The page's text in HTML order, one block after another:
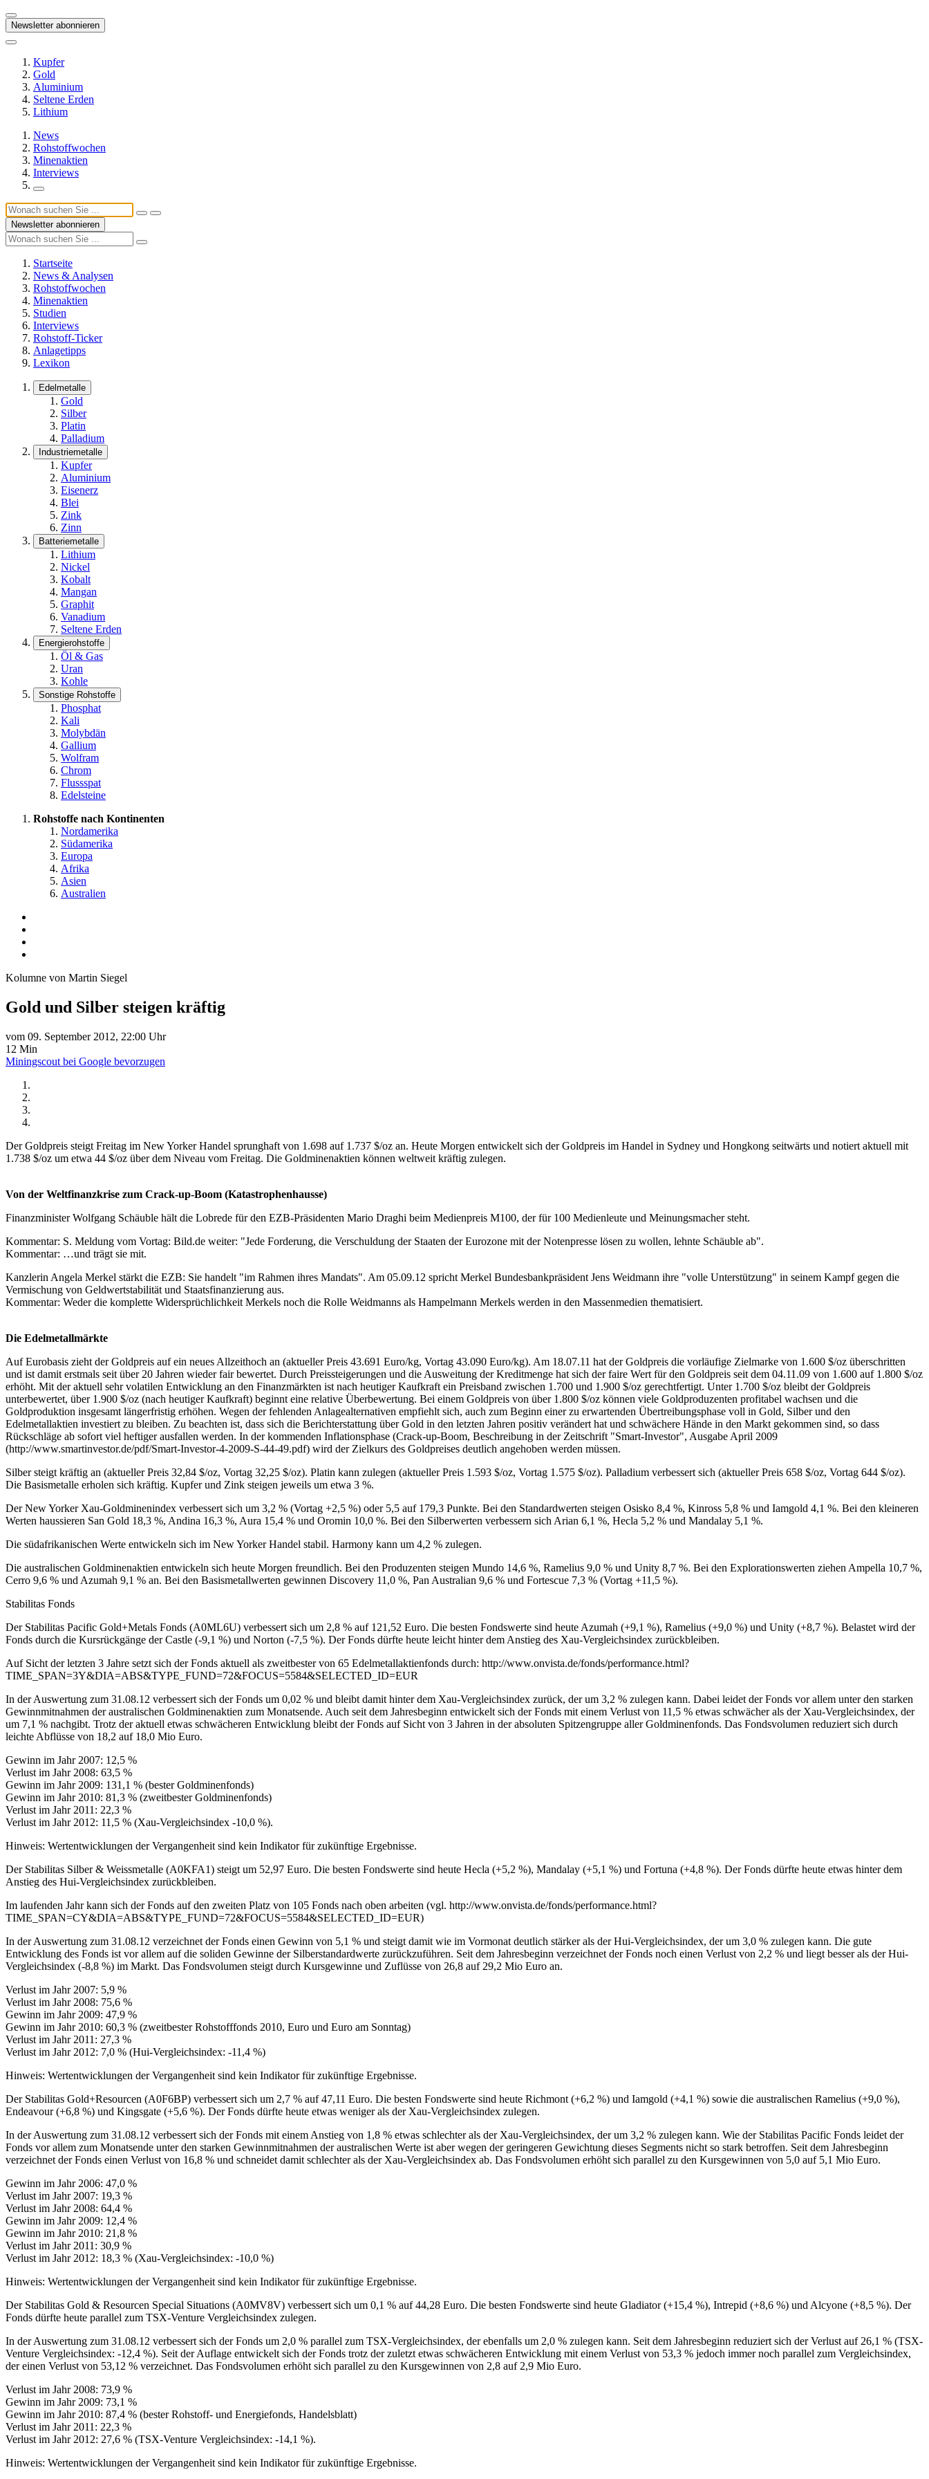
Newsletter abonnieren
Kupfer
Gold
Aluminium
Seltene Erden
Lithium
News
Rohstoffwochen
Minenaktien
Interviews
Newsletter abonnieren
Startseite
News & Analysen
Rohstoffwochen
Minenaktien
Studien
Interviews
Rohstoff-Ticker
Anlagetipps
Lexikon
Edelmetalle
Gold
Silber
Platin
Palladium
Industriemetalle
Kupfer
Aluminium
Eisenerz
Blei
Zink
Zinn
Batteriemetalle
Lithium
Nickel
Kobalt
Mangan
Graphit
Vanadium
Seltene Erden
Energierohstoffe
Öl & Gas
Uran
Kohle
Sonstige Rohstoffe
Phosphat
Kali
Molybdän
Gallium
Wolfram
Chrom
Flussspat
Edelsteine
Rohstoffe nach Kontinenten
Nordamerika
Südamerika
Europa
Afrika
Asien
Australien
Kolumne von Martin Siegel
Gold und Silber steigen kräftig
vom 09. September 2012, 22:00 Uhr
12 Min
Miningscout bei Google bevorzugen
Der Goldpreis steigt Freitag im New Yorker Handel sprunghaft von 1.698 auf 1.737 $/oz an. Heute Morgen entwickelt sich der Goldpreis im Handel in Sydney und Hongkong seitwärts und notiert aktuell mit
1.738 $/oz um etwa 44 $/oz über dem Niveau vom Freitag. Die Goldminenaktien können weltweit kräftig zulegen.
Von der Weltfinanzkrise zum Crack-up-Boom (Katastrophenhausse)
Finanzminister Wolfgang Schäuble hält die Lobrede für den EZB-Präsidenten Mario Draghi beim Medienpreis M100, der für 100 Medienleute und Meinungsmacher steht.
Kommentar: S. Meldung vom Vortag: Bild.de weiter: "Jede Forderung, die Verschuldung der Staaten der Eurozone mit der Notenpresse lösen zu wollen, lehnte Schäuble ab".
Kommentar: …und trägt sie mit.
Kanzlerin Angela Merkel stärkt die EZB: Sie handelt "im Rahmen ihres Mandats". Am 05.09.12 spricht Merkel Bundesbankpräsident Jens Weidmann ihre "volle Unterstützung" in seinem Kampf gegen die
Vermischung von Geldwertstabilität und Staatsfinanzierung aus.
Kommentar: Weder die komplette Widersprüchlichkeit Merkels noch die Rolle Weidmanns als Hampelmann Merkels werden in den Massenmedien thematisiert.
Die Edelmetallmärkte
Auf Eurobasis zieht der Goldpreis auf ein neues Allzeithoch an (aktueller Preis 43.691 Euro/kg, Vortag 43.090 Euro/kg). Am 18.07.11 hat der Goldpreis die vorläufige Zielmarke von 1.600 $/oz überschritten
und ist damit erstmals seit über 20 Jahren wieder fair bewertet. Durch Preissteigerungen und die Ausweitung der Kreditmenge hat sich der faire Wert für den Goldpreis seit dem 04.11.09 von 1.600 auf 1.800 $/oz
erhöht. Mit der aktuell sehr volatilen Entwicklung an den Finanzmärkten ist nach heutiger Kaufkraft ein Preisband zwischen 1.700 und 1.900 $/oz gerechtfertigt. Unter 1.700 $/oz bleibt der Goldpreis
unterbewertet, über 1.900 $/oz (nach heutiger Kaufkraft) beginnt eine relative Überbewertung. Bei einem Goldpreis von über 1.800 $/oz können viele Goldproduzenten profitabel wachsen und die
Goldproduktion insgesamt längerfristig erhöhen. Wegen der fehlenden Anlagealternativen empfiehlt sich, auch zum Beginn einer zu erwartenden Übertreibungsphase voll in Gold, Silber und den
Edelmetallaktien investiert zu bleiben. Zu beachten ist, dass sich die Berichterstattung über Gold in den letzten Jahren positiv verändert hat und schwächere Hände in den Markt gekommen sind, so dass
Rückschläge ab sofort viel heftiger ausfallen werden. In der kommenden Inflationsphase (Crack-up-Boom, Beschreibung in der Zeitschrift "Smart-Investor", Ausgabe April 2009
(http://www.smartinvestor.de/pdf/Smart-Investor-4-2009-S-44-49.pdf) wird der Zielkurs des Goldpreises deutlich angehoben werden müssen.
Silber steigt kräftig an (aktueller Preis 32,84 $/oz, Vortag 32,25 $/oz). Platin kann zulegen (aktueller Preis 1.593 $/oz, Vortag 1.575 $/oz). Palladium verbessert sich (aktueller Preis 658 $/oz, Vortag 644 $/oz).
Die Basismetalle erholen sich kräftig. Kupfer und Zink steigen jeweils um etwa 3 %.
Der New Yorker Xau-Goldminenindex verbessert sich um 3,2 % (Vortag +2,5 %) oder 5,5 auf 179,3 Punkte. Bei den Standardwerten steigen Osisko 8,4 %, Kinross 5,8 % und Iamgold 4,1 %. Bei den kleineren
Werten haussieren San Gold 18,3 %, Andina 16,3 %, Aura 15,4 % und Oromin 10,0 %. Bei den Silberwerten verbessern sich Arian 6,1 %, Hecla 5,2 % und Mandalay 5,1 %.
Die südafrikanischen Werte entwickeln sich im New Yorker Handel stabil. Harmony kann um 4,2 % zulegen.
Die australischen Goldminenaktien entwickeln sich heute Morgen freundlich. Bei den Produzenten steigen Mundo 14,6 %, Ramelius 9,0 % und Unity 8,7 %. Bei den Explorationswerten ziehen Ampella 10,7 %,
Cerro 9,6 % und Azumah 9,1 % an. Bei den Basismetallwerten gewinnen Discovery 11,0 %, Pan Australian 9,6 % und Fortescue 7,3 % (Vortag +11,5 %).
Stabilitas Fonds
Der Stabilitas Pacific Gold+Metals Fonds (A0ML6U) verbessert sich um 2,8 % auf 121,52 Euro. Die besten Fondswerte sind heute Azumah (+9,1 %), Ramelius (+9,0 %) und Unity (+8,7 %). Belastet wird der
Fonds durch die Kursrückgänge der Castle (-9,1 %) und Norton (-7,5 %). Der Fonds dürfte heute leicht hinter dem Anstieg des Xau-Vergleichsindex zurückbleiben.
Auf Sicht der letzten 3 Jahre setzt sich der Fonds aktuell als zweitbester von 65 Edelmetallaktienfonds durch: http://www.onvista.de/fonds/performance.html?
TIME_SPAN=3Y&DIA=ABS&TYPE_FUND=72&FOCUS=5584&SELECTED_ID=EUR
In der Auswertung zum 31.08.12 verbessert sich der Fonds um 0,02 % und bleibt damit hinter dem Xau-Vergleichsindex zurück, der um 3,2 % zulegen kann. Dabei leidet der Fonds vor allem unter den starken
Gewinnmitnahmen der australischen Goldminenaktien zum Monatsende. Auch seit dem Jahresbeginn entwickelt sich der Fonds mit einem Verlust von 11,5 % etwas schwächer als der Xau-Vergleichsindex, der
um 7,1 % nachgibt. Trotz der aktuell etwas schwächeren Entwicklung bleibt der Fonds auf Sicht von 3 Jahren in der absoluten Spitzengruppe aller Goldminenfonds. Das Fondsvolumen reduziert sich durch
leichte Abflüsse von 18,2 auf 18,0 Mio Euro.
Gewinn im Jahr 2007: 12,5 %
Verlust im Jahr 2008: 63,5 %
Gewinn im Jahr 2009: 131,1 % (bester Goldminenfonds)
Gewinn im Jahr 2010: 81,3 % (zweitbester Goldminenfonds)
Verlust im Jahr 2011: 22,3 %
Verlust im Jahr 2012: 11,5 % (Xau-Vergleichsindex -10,0 %).
Hinweis: Wertentwicklungen der Vergangenheit sind kein Indikator für zukünftige Ergebnisse.
Der Stabilitas Silber & Weissmetalle (A0KFA1) steigt um 52,97 Euro. Die besten Fondswerte sind heute Hecla (+5,2 %), Mandalay (+5,1 %) und Fortuna (+4,8 %). Der Fonds dürfte heute etwas hinter dem
Anstieg des Hui-Vergleichsindex zurückbleiben.
Im laufenden Jahr kann sich der Fonds auf den zweiten Platz von 105 Fonds nach oben arbeiten (vgl. http://www.onvista.de/fonds/performance.html?
TIME_SPAN=CY&DIA=ABS&TYPE_FUND=72&FOCUS=5584&SELECTED_ID=EUR)
In der Auswertung zum 31.08.12 verzeichnet der Fonds einen Gewinn von 5,1 % und steigt damit wie im Vormonat deutlich stärker als der Hui-Vergleichsindex, der um 3,0 % zulegen kann. Die gute
Entwicklung des Fonds ist vor allem auf die soliden Gewinne der Silberstandardwerte zurückzuführen. Seit dem Jahresbeginn verzeichnet der Fonds noch einen Verlust von 2,2 % und liegt besser als der Hui-
Vergleichsindex (-8,8 %) im Markt. Das Fondsvolumen steigt durch Kursgewinne und Zuflüsse von 26,8 auf 29,2 Mio Euro an.
Verlust im Jahr 2007: 5,9 %
Verlust im Jahr 2008: 75,6 %
Gewinn im Jahr 2009: 47,9 %
Gewinn im Jahr 2010: 60,3 % (zweitbester Rohstofffonds 2010, Euro und Euro am Sonntag)
Verlust im Jahr 2011: 27,3 %
Verlust im Jahr 2012: 7,0 % (Hui-Vergleichsindex: -11,4 %)
Hinweis: Wertentwicklungen der Vergangenheit sind kein Indikator für zukünftige Ergebnisse.
Der Stabilitas Gold+Resourcen (A0F6BP) verbessert sich um 2,7 % auf 47,11 Euro. Die besten Fondswerte sind heute Richmont (+6,2 %) und Iamgold (+4,1 %) sowie die australischen Ramelius (+9,0 %),
Endeavour (+6,8 %) und Kingsgate (+5,6 %). Der Fonds dürfte heute etwas weniger als der Xau-Vergleichsindex zulegen.
In der Auswertung zum 31.08.12 verbessert sich der Fonds mit einem Anstieg von 1,8 % etwas schlechter als der Xau-Vergleichsindex, der um 3,2 % zulegen kann. Wie der Stabilitas Pacific Fonds leidet der
Fonds vor allem zum Monatsende unter den starken Gewinnmitnahmen der australischen Werte ist aber wegen der geringeren Gewichtung dieses Segments nicht so stark betroffen. Seit dem Jahresbeginn
verzeichnet der Fonds einen Verlust von 16,8 % und schneidet damit schlechter als der Xau-Vergleichsindex ab. Das Fondsvolumen erhöht sich parallel zu den Kursgewinnen von 5,0 auf 5,1 Mio Euro.
Gewinn im Jahr 2006: 47,0 %
Verlust im Jahr 2007: 19,3 %
Verlust im Jahr 2008: 64,4 %
Gewinn im Jahr 2009: 12,4 %
Gewinn im Jahr 2010: 21,8 %
Verlust im Jahr 2011: 30,9 %
Verlust im Jahr 2012: 18,3 % (Xau-Vergleichsindex: -10,0 %)
Hinweis: Wertentwicklungen der Vergangenheit sind kein Indikator für zukünftige Ergebnisse.
Der Stabilitas Gold & Resourcen Special Situations (A0MV8V) verbessert sich um 0,1 % auf 44,28 Euro. Die besten Fondswerte sind heute Gladiator (+15,4 %), Intrepid (+8,6 %) und Alcyone (+8,5 %). Der
Fonds dürfte heute parallel zum TSX-Venture Vergleichsindex zulegen.
In der Auswertung zum 31.08.12 verbessert sich der Fonds um 2,0 % parallel zum TSX-Vergleichsindex, der ebenfalls um 2,0 % zulegen kann. Seit dem Jahresbeginn reduziert sich der Verlust auf 26,1 % (TSX-
Venture Vergleichsindex: -12,4 %). Seit der Auflage entwickelt sich der Fonds trotz der zuletzt etwas schwächeren Entwicklung mit einem Verlust von 53,3 % jedoch immer noch parallel zum Vergleichsindex,
der einen Verlust von 53,12 % verzeichnet. Das Fondsvolumen erhöht sich parallel zu den Kursgewinnen von 2,8 auf 2,9 Mio Euro.
Verlust im Jahr 2008: 73,9 %
Gewinn im Jahr 2009: 73,1 %
Gewinn im Jahr 2010: 87,4 % (bester Rohstoff- und Energiefonds, Handelsblatt)
Verlust im Jahr 2011: 22,3 %
Verlust im Jahr 2012: 27,6 % (TSX-Venture Vergleichsindex: -14,1 %).
Hinweis: Wertentwicklungen der Vergangenheit sind kein Indikator für zukünftige Ergebnisse.